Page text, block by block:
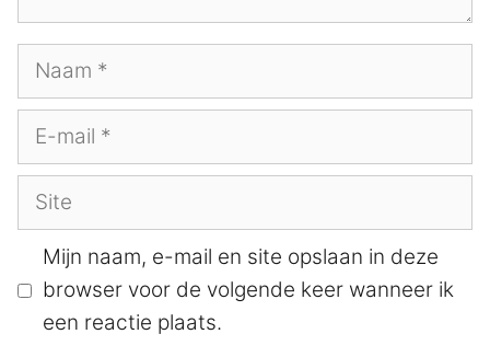
Naam
E-
mail
Site
Mijn naam, e-mail en site opslaan in deze
browser voor de volgende keer wanneer ik
een reactie plaats.